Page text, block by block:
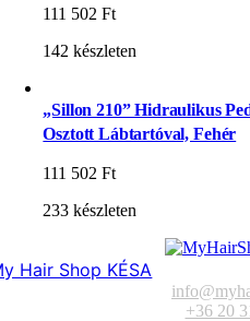
111 502Ft
142 készleten
„Sillon 210” Hidraulikus
Osztott Lábtartóval, Fehér
111 502Ft
233 készleten
Hair Shop KÉSA
+36 20